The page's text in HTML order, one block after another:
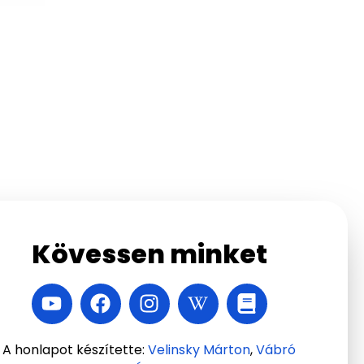
Kövessen minket
A honlapot készítette:Velinsky Márton,Vábró